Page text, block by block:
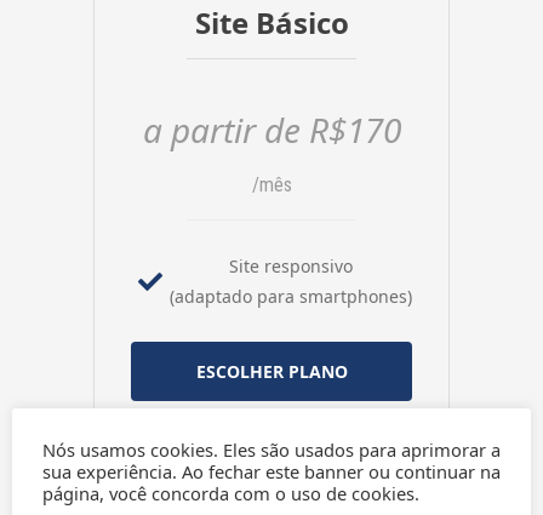
Site Básico
a partir de R$170
/mês
Site responsivo
(adaptado para smartphones)
ESCOLHER PLANO
Nós usamos cookies. Eles são usados para aprimorar a
sua experiência. Ao fechar este banner ou continuar na
página, você concorda com o uso de cookies.